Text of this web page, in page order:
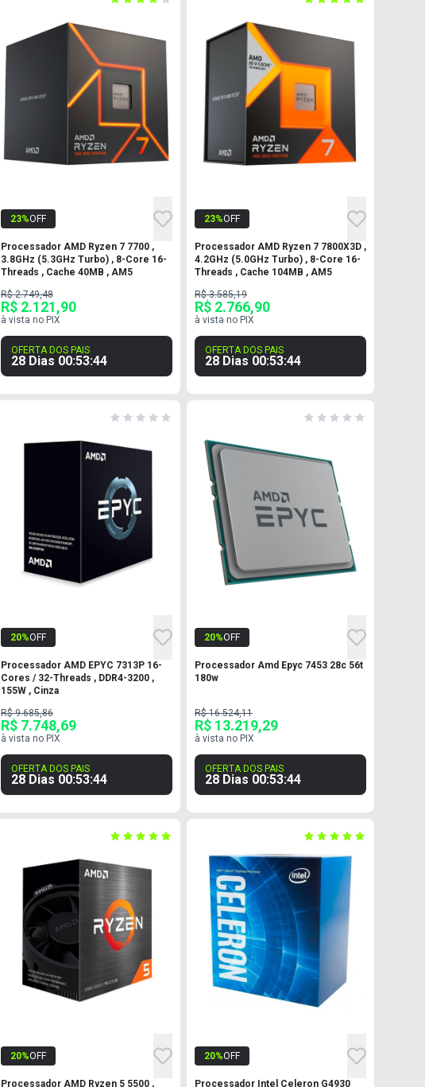
23%OFF
Processador AMD Ryzen 7 7700 ,
3.8GHz (5.3GHz Turbo) , 8-Core 16-
Threads , Cache 40MB , AM5
R$ 2.749,48
R$ 2.121,90
à vista no PIX
OFERTA DOS PAIS
28 Dias 00:53:43
23%OFF
Processador AMD Ryzen 7 7800X3D ,
4.2GHz (5.0GHz Turbo) , 8-Core 16-
Threads , Cache 104MB , AM5
R$ 3.585,19
R$ 2.766,90
à vista no PIX
OFERTA DOS PAIS
28 Dias 00:53:43
20%OFF
Processador AMD EPYC 7313P 16-
Cores / 32-Threads , DDR4-3200 ,
155W , Cinza
R$ 9.685,86
R$ 7.748,69
à vista no PIX
OFERTA DOS PAIS
28 Dias 00:53:43
20%OFF
Processador Amd Epyc 7453 28c 56t
180w
R$ 16.524,11
R$ 13.219,29
à vista no PIX
OFERTA DOS PAIS
28 Dias 00:53:43
20%OFF
Processador AMD Ryzen 5 5500 ,
20%OFF
Processador Intel Celeron G4930